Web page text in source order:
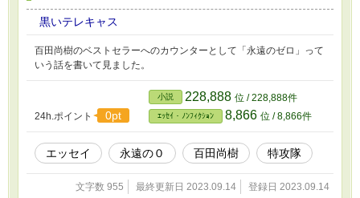
黒いテレキャス
百田尚樹のベストセラーへのカウンターとして「永遠のゼロ」って
いう話を書いて見ました。
24h.ポイント 0pt
小説 228,888 位 / 228,888件
ｴｯｾｲ・ﾉﾝﾌｨｸｼｮﾝ 8,866 位 / 8,866件
エッセイ 永遠の０ 百田尚樹 特攻隊
文字数 955 最終更新日 2023.09.14 登録日 2023.09.14